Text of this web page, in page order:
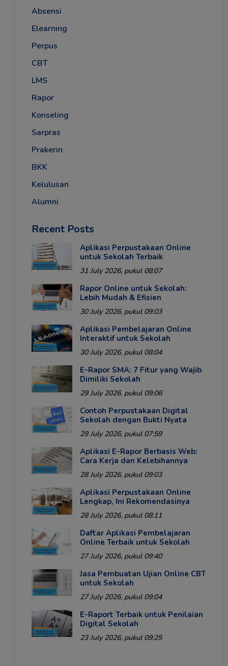
Absensi
Elearning
Perpus
CBT
LMS
Rapor
Konseling
Sarpras
Prakerin
BKK
Kelulusan
Alumni
Recent Posts
Aplikasi Perpustakaan Online
untuk Sekolah Terbaik
31 July 2026, pukul 08:07
Rapor Online untuk Sekolah:
Lebih Mudah & Efisien
30 July 2026, pukul 09:03
Aplikasi Pembelajaran Online
Interaktif untuk Sekolah
30 July 2026, pukul 08:04
E-Rapor SMA: 7 Fitur yang Wajib
Dimiliki Sekolah
29 July 2026, pukul 09:06
Contoh Perpustakaan Digital
Sekolah dengan Bukti Nyata
29 July 2026, pukul 07:59
Aplikasi E-Rapor Berbasis Web:
Cara Kerja dan Kelebihannya
28 July 2026, pukul 09:03
Aplikasi Perpustakaan Online
Lengkap, Ini Rekomendasinya
28 July 2026, pukul 08:11
Daftar Aplikasi Pembelajaran
Online Terbaik untuk Sekolah
27 July 2026, pukul 09:40
Jasa Pembuatan Ujian Online CBT
untuk Sekolah
27 July 2026, pukul 09:04
E-Raport Terbaik untuk Penilaian
Digital Sekolah
23 July 2026, pukul 09:25